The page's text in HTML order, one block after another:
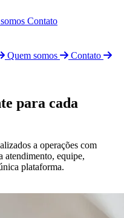
Contato
Quem somos
Contato
para cada
a operações com
atendimento, equipe,
plataforma.